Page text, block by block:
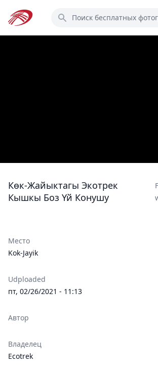
Поиск
Көк-Жайыктагы Экотрек
Кышкы Боз Үй Конушу
Место
Kok-Jayik
Udploaded
пт, 02/26/2021 - 11:13
Автор
Владелец
Ecotrek